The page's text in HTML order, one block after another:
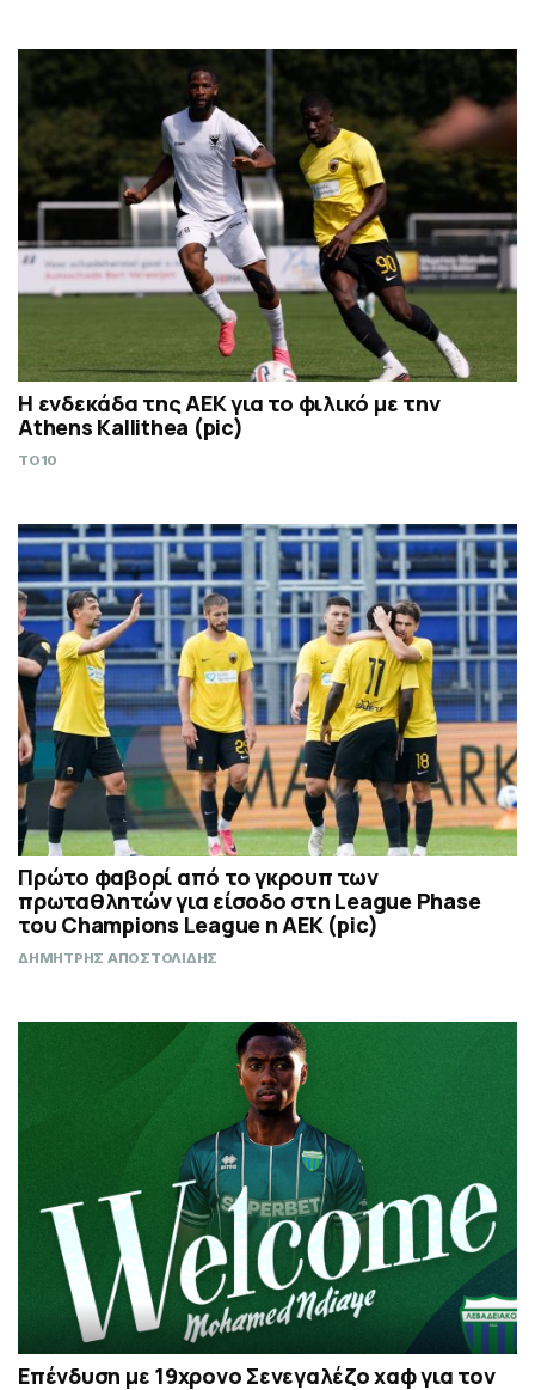
Η ενδεκάδα της ΑΕΚ για το φιλικό με την
Athens Kallithea (pic)
TO10
Πρώτο φαβορί από το γκρουπ των
πρωταθλητών για είσοδο στη League Phase
του Champions League η ΑΕΚ (pic)
ΔΗΜΗΤΡΗΣ ΑΠΟΣΤΟΛΙΔΗΣ
Επένδυση με 19χρονο Σενεγαλέζο χαφ για τον